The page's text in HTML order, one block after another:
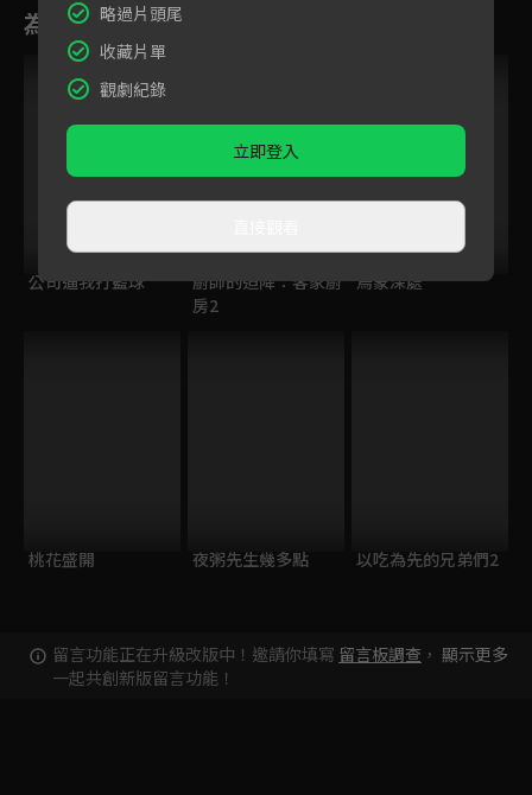
為您推薦
公司逼我打籃球
廚師的迫降：客家廚
房2
烏蒙深處
桃花盛開 夜粥先生幾多點 以吃為先的兄弟們2
留言功能正在升級改版中！邀請你填寫 留言板調查 ，
一起共創新版留言功能！
顯示更多
略過片頭尾
收藏片單
觀劇紀錄
立即登入